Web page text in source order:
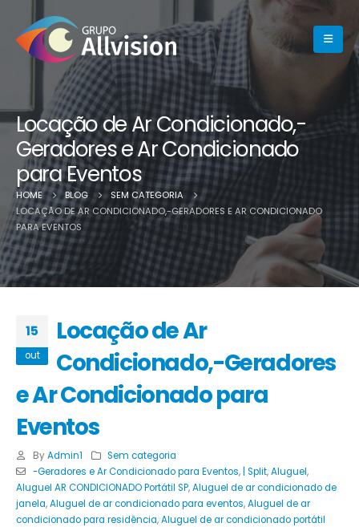
Locação de Ar Condicionado,-
Geradores e Ar Condicionado
para Eventos
HOME BLOG
SEM CATEGORIA
LOCAÇÃO DE AR CONDICIONADO,-GERADORES E AR CONDICIONADO
PARA EVENTOS
15
out
Locação de Ar
Condicionado,-Geradores
e Ar Condicionado para
Eventos
By Admin1
Sem categoria
-Geradores e Ar Condicionado para Eventos, | Split,Aluguel,
Aluguel AR CONDICIONADO Portátil SP,Aluguel de ar condicionado de
janela,Aluguel de ar condicionado para eventos,Aluguel de ar
condicionado para residência,Aluguel de ar condicionado portátil